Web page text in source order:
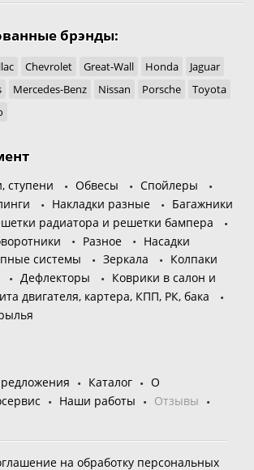
брэнды:
Chevrolet Great-Wall Honda
Jaguar
Mercedes-Benz Nissan Porsche
Toyota
ступени Обвесы
Спойлеры
Накладки разные
Багажники
радиатора и решетки бампера
Разное
Насадки
системы
Зеркала
Колпаки
Дефлекторы
Коврики в салон и
двигателя, картера, КПП, РК, бака
Каталог
О
Наши работы
Отзывы
на обработку персональных